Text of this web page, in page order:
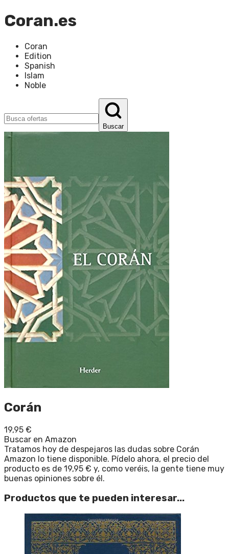
Coran.es
Coran
Edition
Spanish
Islam
Noble
Buscar
Corán
19,95 €
Buscar en Amazon
Tratamos hoy de despejaros las dudas sobre Corán
Amazon lo tiene disponible. Pídelo ahora, el precio del
producto es de 19,95 € y, como veréis, la gente tiene muy
buenas opiniones sobre él.
Productos que te pueden interesar...